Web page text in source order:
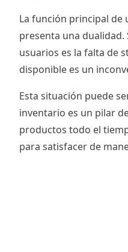
La función principal de
presenta una
usuarios es la falta de
disponible es un
Esta situación puede
inventario es un pilar
productos todo el
para satisfacer de